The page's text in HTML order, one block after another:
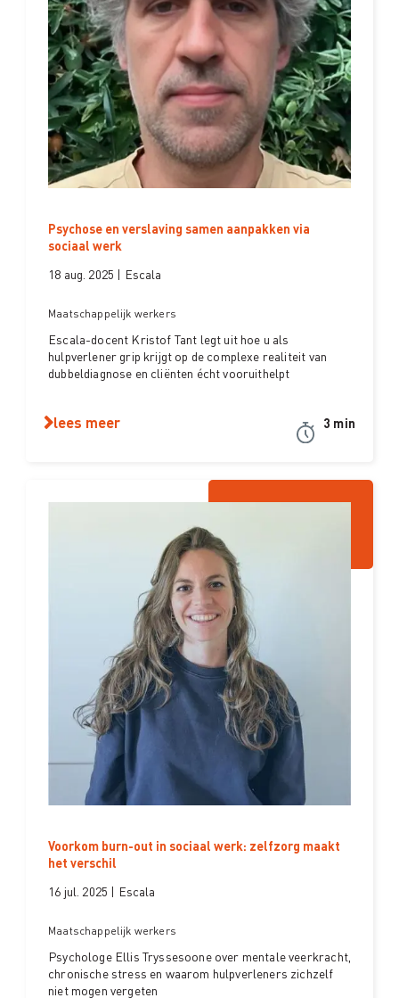
Psychose en verslaving samen aanpakken via
sociaal werk
18 aug. 2025 | Escala
Maatschappelijk werkers
Escala-docent Kristof Tant legt uit hoe u als
hulpverlener grip krijgt op de complexe realiteit van
dubbeldiagnose en cliënten écht vooruithelpt
lees meer 3 min
Voorkom burn-out in sociaal werk: zelfzorg maakt
het verschil
16 jul. 2025 | Escala
Maatschappelijk werkers
Psychologe Ellis Tryssesoone over mentale veerkracht,
chronische stress en waarom hulpverleners zichzelf
niet mogen vergeten